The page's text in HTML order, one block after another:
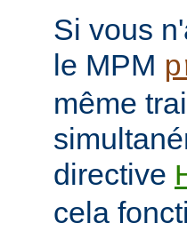
Si vous
le MPM
même
directive
cela